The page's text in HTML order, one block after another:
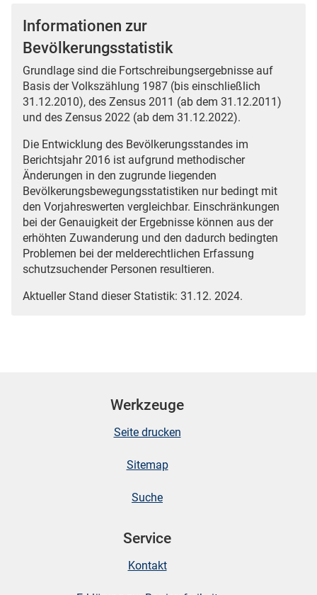
Informationen zur
Bevölkerungsstatistik
Grundlage sind die Fortschreibungsergebnisse auf
Basis der Volkszählung 1987 (bis einschließlich
31.12.2010), des Zensus 2011 (ab dem 31.12.2011)
und des Zensus 2022 (ab dem 31.12.2022).
Die Entwicklung des Bevölkerungsstandes im
Berichtsjahr 2016 ist aufgrund methodischer
Änderungen in den zugrunde liegenden
Bevölkerungsbewegungsstatistiken nur bedingt mit
den Vorjahreswerten vergleichbar. Einschränkungen
bei der Genauigkeit der Ergebnisse können aus der
erhöhten Zuwanderung und den dadurch bedingten
Problemen bei der melderechtlichen Erfassung
schutzsuchender Personen resultieren.
Aktueller Stand dieser Statistik: 31.12. 2024.
Werkzeuge
Seite drucken
Sitemap
Suche
Service
Kontakt